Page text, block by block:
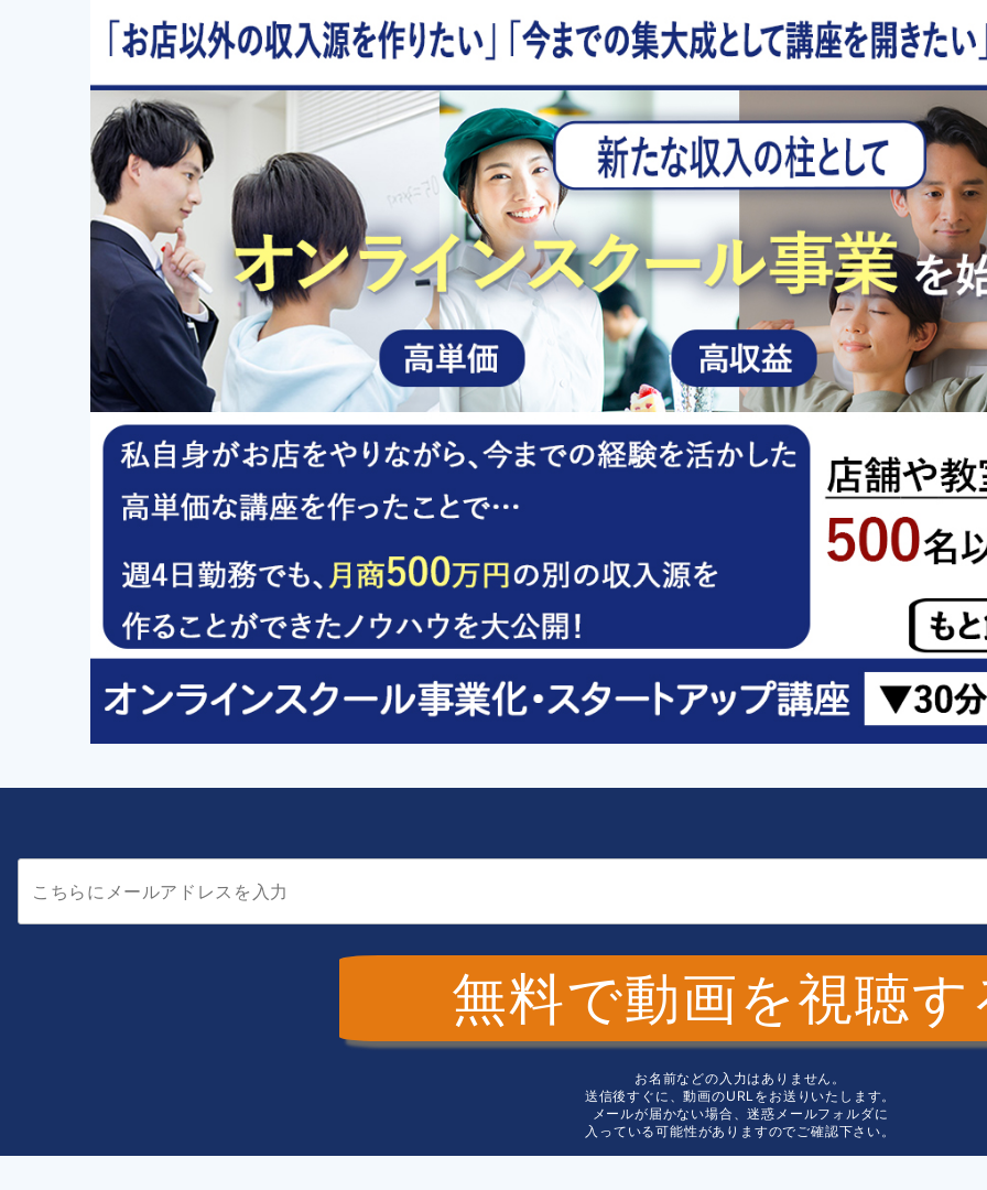
無料で動画を視聴す
お名前などの入力はありません。
送信後すぐに、動画のURLをお送りいたします。
メールが届かない場合、迷惑メールフォルダに
入っている可能性がありますのでご確認下さい。